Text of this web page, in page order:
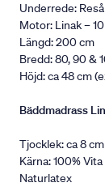
Underrede:
Motor: Linak –
Längd: 200 cm
Bredd: 80, 90 &
Höjd: ca 48 cm
Bäddmadrass
Tjocklek: ca 8 cm
Kärna: 100%
Naturlatex